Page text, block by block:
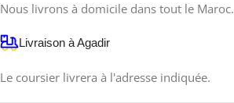
Nous livrons à domicile dans tout le Maroc.
Livraison à Agadir
Le coursier livrera à l'adresse indiquée.